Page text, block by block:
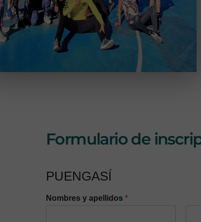
Formulario de
PUENGASÍ
Nombres y apellidos *